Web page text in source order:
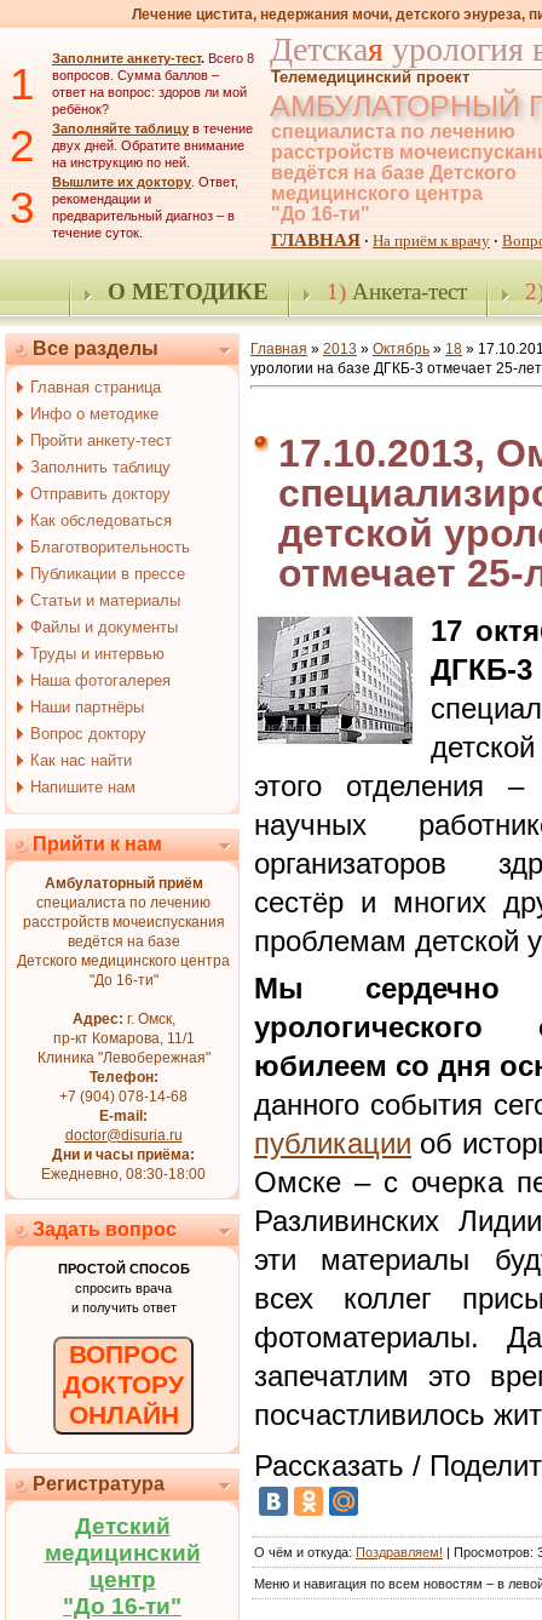
Лечение цистита, недержания мочи, детского энуреза,
1 Заполните анкету-тест. Всего 8
вопросов. Сумма баллов –
ответ на вопрос: здоров ли мой
ребёнок?
2 Заполняйте таблицу в течение
двух дней. Обратите внимание
на инструкцию по ней.
3 Вышлите их доктору. Ответ,
рекомендации и
предварительный диагноз – в
течение суток.
Детская урология
Телемедицинский проект
АМБУЛАТОРНЫЙ
специалиста по лечению
расстройств
ведётся на базе Детского
медицинского центра
"До 16-ти"
ГЛАВНАЯ · На приём к врачу ·
О МЕТОДИКЕ 1)Анкета-тест
Все разделы
Главная страница
Инфо о методике
Пройти анкету-тест
Заполнить таблицу
Отправить доктору
Как обследоваться
Благотворительность
Публикации в прессе
Статьи и материалы
Файлы и документы
Труды и интервью
Наша фотогалерея
Наши партнёры
Вопрос доктору
Как нас найти
Напишите нам
Прийти к нам
Амбулаторный приём
специалиста по лечению
расстройств мочеиспускания
ведётся на базе
Детского медицинского центра
"До 16-ти"
Адрес: г. Омск,
пр-кт Комарова, 11/1
Клиника "Левобережная"
Телефон:
+7 (904) 078-14-68
E-mail:
doctor@disuria.ru
Дни и часы приёма:
Ежедневно, 08:30-18:00
Задать вопрос
ПРОСТОЙ СПОСОБ
спросить врача
и получить ответ
ВОПРОС
ДОКТОРУ
ОНЛАЙН
Регистратура
Детский
медицинский
центр
"До 16-ти"
Главная » 2013 » Октябрь » 18 »
урологии на базе ДГКБ-3 отмечает 25-
17.10.2013,
детской
отмечает
17
этого отделения
научных
организаторов
сестёр и многих
проблемам детской
Мы сердечно
юбилеем со дня
данного события
публикации об
Омске – с очерка
Разливинских
эти материалы
всех коллег
фотоматериалы.
запечатлим это
посчастливилось
Рассказать /
О чём и откуда: Поздравляем! | Просмотров:
Меню и навигация по всем новостям – в